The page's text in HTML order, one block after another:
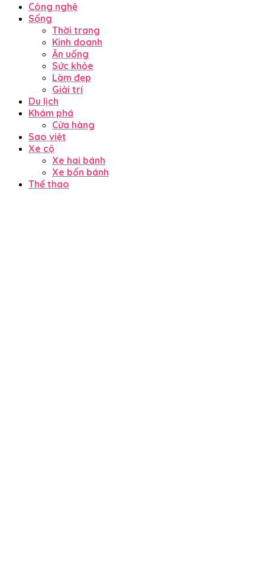
Công nghệ
Sống
Thời trang
Kinh doanh
Ăn uống
Sức khỏe
Làm đẹp
Giải trí
Du lịch
Khám phá
Cửa hàng
Sao việt
Xe cộ
Xe hai bánh
Xe bốn bánh
Thể thao